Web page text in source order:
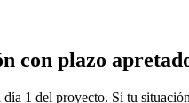
con plazo
1 del proyecto. Si tu